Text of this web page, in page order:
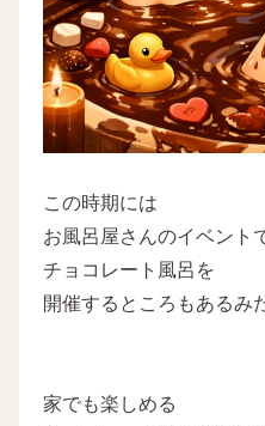
この時期には
お風呂屋さんのイベント
チョコレート風呂を
開催するところもあるみ
家でも楽しめる